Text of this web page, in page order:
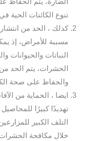
الضارة، يتم الحفاظ
تنوع الكائنات الحية
كذلك ، الحد من
مسببة للأمراض، إذ
النباتات
الحشرات، يتم الحد
والحفاظ على صحة
ايضا ، الحماية من
تهديدًا كبيرًا
التلف الكبير
خلال مكافحة